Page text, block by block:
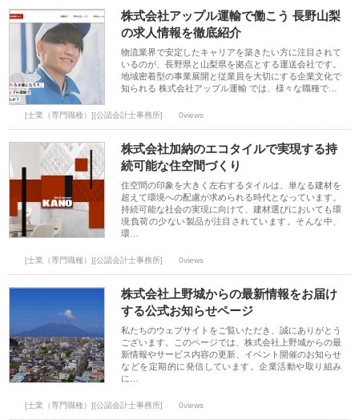
株式会社アップル運輸で働こう 長野山梨
の求人情報を徹底紹介
物流業界で安定したキャリアを築きたい方に注目されて
いるのが、長野県と山梨県を拠点とする運送会社です。
地域密着型の事業展開と従業員を大切にする企業文化で
知られる 株式会社アップル運輸 では、様々な職種で…
[士業（専門職種）][公認会計士事務所] 0views
株式会社加納のエコタイルで実現する持
続可能な住空間づくり
住空間の印象を大きく左右するタイルは、単なる建材を
超えて環境への配慮が求められる時代となっています。
持続可能な社会の実現に向けて、建材選びにおいても環
境負荷の少ない製品が注目されています。そんな中、
環…
[士業（専門職種）][公認会計士事務所] 0views
株式会社上野城からの最新情報をお届け
する公式お知らせページ
私たちのウェブサイトをご覧いただき、誠にありがとう
ございます。このページでは、株式会社上野城からの最
新情報やサービス内容の更新、イベント開催のお知らせ
などを定期的に発信しています。企業活動や取り組み
に…
[士業（専門職種）][公認会計士事務所] 0views